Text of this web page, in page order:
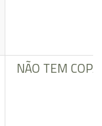
NÃO TEM